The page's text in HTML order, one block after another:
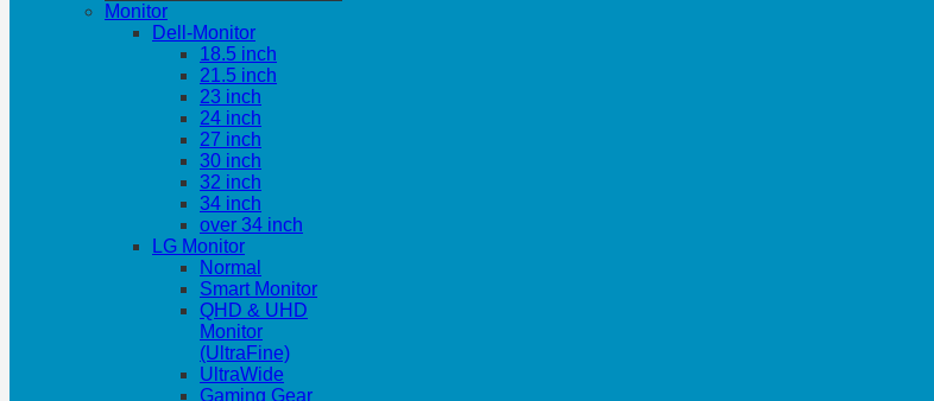
Monitor
Dell-Monitor
18.5 inch
21.5 inch
23 inch
24 inch
27 inch
30 inch
32 inch
34 inch
over 34 inch
LG Monitor
Normal
Smart Monitor
QHD & UHD
Monitor
(UltraFine)
UltraWide
Gaming Gear